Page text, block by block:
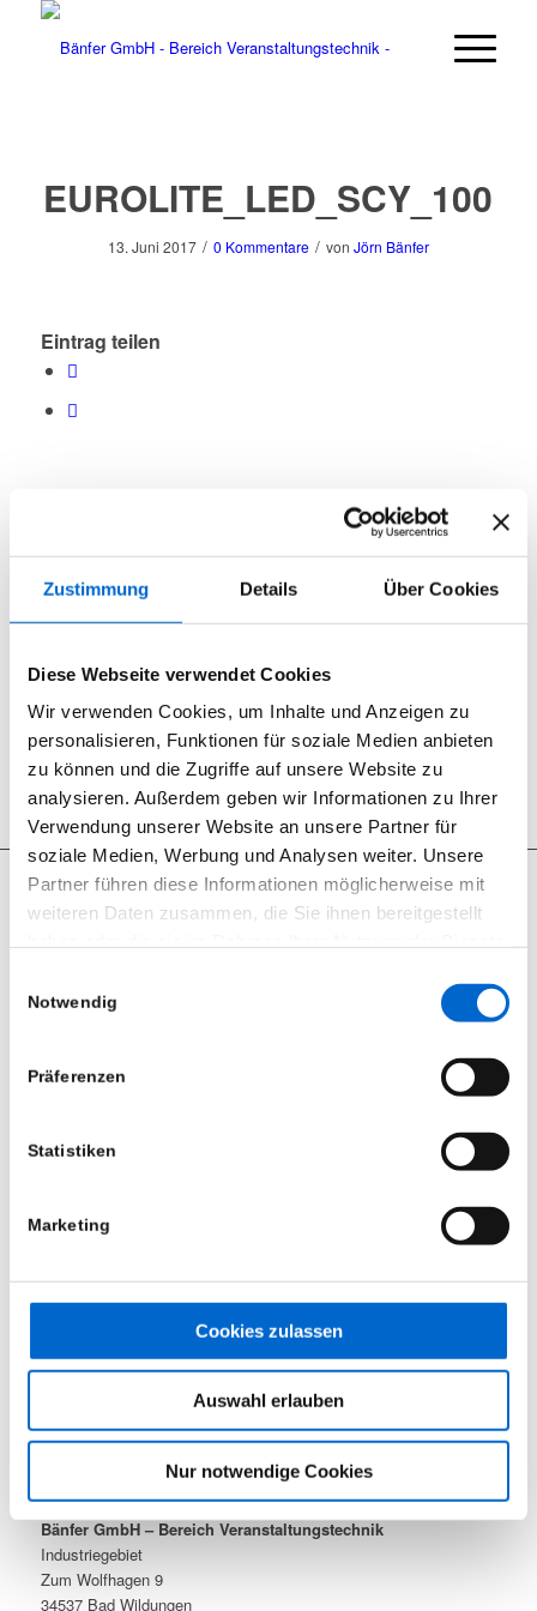
Zustimmung Details Über Cookies
Diese Webseite verwendet Cookies
Wir verwenden Cookies, um Inhalte und Anzeigen zu
personalisieren, Funktionen für soziale Medien anbieten
zu können und die Zugriffe auf unsere Website zu
analysieren. Außerdem geben wir Informationen zu Ihrer
Verwendung unserer Website an unsere Partner für
soziale Medien, Werbung und Analysen weiter. Unsere
Partner führen diese Informationen möglicherweise mit
weiteren Daten zusammen, die Sie ihnen bereitgestellt
Notwendig
Präferenzen
Statistiken
Marketing
Cookies zulassen
Auswahl erlauben
Nur notwendige Cookies
EUROLITE_LED_SCY_100
13. Juni 2017 / 0 Kommentare / von Jörn Bänfer
Eintrag teilen
0
Hinterlasse uns deinen Kommentar!
Du musstangemeldetsein, um einen Kommentar abzugeben.
RCF Produkte können Sie bei uns nicht nur mieten, wir bieten
ÖFFNUNGSZEITEN
8:00 – 16:30 Uhr
nach Vereinbarung
Mietpark (geschützter Bereich)
KONTAKT
Bänfer GmbH – Bereich Veranstaltungstechnik
Industriegebiet
Zum Wolfhagen 9
34537 Bad Wildungen